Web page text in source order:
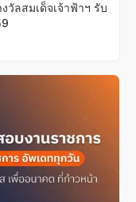
วัลสมเด็จเจ้าฟ้าฯ รับ